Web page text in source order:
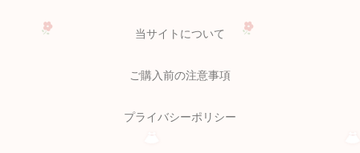
当サイトについて
ご購入前の注意事項
プライバシーポリシー